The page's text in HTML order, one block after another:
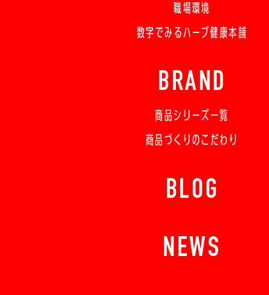
職場環境
数字でみるハーブ健康本舗
BRAND
商品シリーズ一覧
商品づくりのこだわり
BLOG
NEWS